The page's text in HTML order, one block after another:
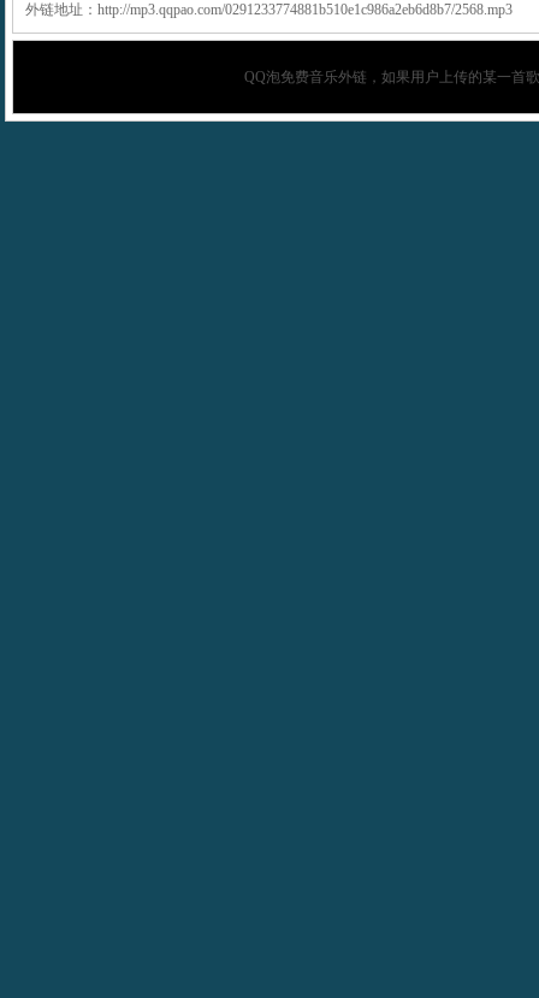
外链地址：http://mp3.qqpao.com/0291233774881b510e1c986a2eb6d8b7/2568.mp3
QQ泡免费音乐外链，如果用户上传的某一首